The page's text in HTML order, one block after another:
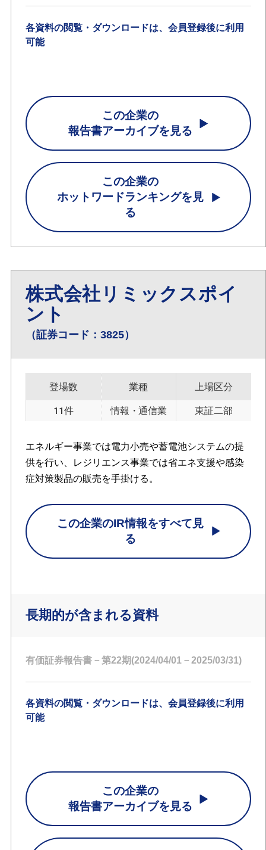
各資料の閲覧・ダウンロードは、会員登録後に利用
可能
この企業の
報告書アーカイブを見る
この企業の
ホットワードランキングを見
る
株式会社リミックスポイ
ント
（証券コード：3825）
登場数
11件
業種
情報・通信業
上場区分
東証二部
エネルギー事業では電力小売や蓄電池システムの提
供を行い、レジリエンス事業では省エネ支援や感染
症対策製品の販売を手掛ける。
この企業のIR情報をすべて見
る
長期的が含まれる資料
有価証券報告書－第22期(2024/04/01－2025/03/31)
各資料の閲覧・ダウンロードは、会員登録後に利用
可能
この企業の
報告書アーカイブを見る